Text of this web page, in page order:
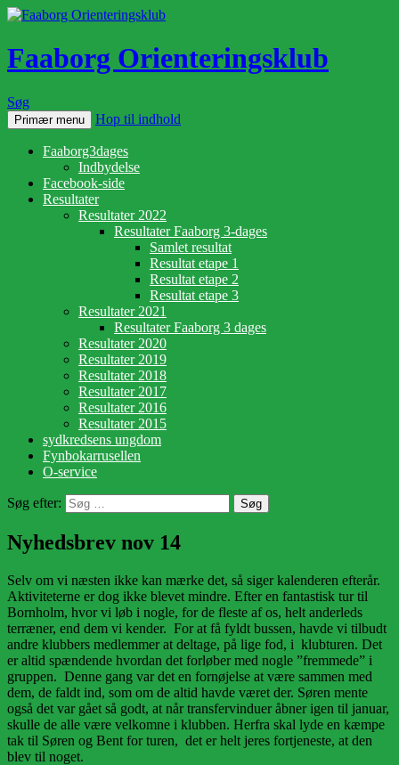
Faaborg Orienteringsklub
Søg
Primær menu Hop til indhold
Faaborg3dages
Indbydelse
Facebook-side
Resultater
Resultater 2022
Resultater Faaborg 3-dages
Samlet resultat
Resultat etape 1
Resultat etape 2
Resultat etape 3
Resultater 2021
Resultater Faaborg 3 dages
Resultater 2020
Resultater 2019
Resultater 2018
Resultater 2017
Resultater 2016
Resultater 2015
sydkredsens ungdom
Fynbokarrusellen
O-service
Søg efter:
Nyhedsbrev nov 14
Selv om vi næsten ikke kan mærke det, så siger kalenderen efterår.
Aktiviteterne er dog ikke blevet mindre. Efter en fantastisk tur til
Bornholm, hvor vi løb i nogle, for de fleste af os, helt anderleds
terræner, end dem vi kender. For at få fyldt bussen, havde vi tilbudt
andre klubbers medlemmer at deltage, på lige fod, i klubturen. Det
er altid spændende hvordan det forløber med nogle ”fremmede” i
gruppen. Denne gang var det en fornøjelse at være sammen med
dem, de faldt ind, som om de altid havde været der. Søren mente
også det var gået så godt, at når transfervinduer åbner igen til januar,
skulle de alle være velkomne i klubben. Herfra skal lyde en kæmpe
tak til Søren og Bent for turen, det er helt jeres fortjeneste, at den
blev til noget.